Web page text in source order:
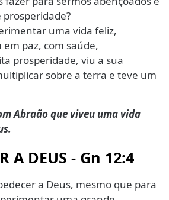
uma vida feliz,
paz, com saúde,
prosperidade, viu a sua
sobre a terra e teve um
Abraão que viveu uma vida
A DEUS - Gn 12:4
a Deus, mesmo que para